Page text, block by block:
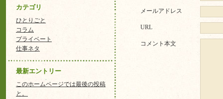
カテゴリ
ひとりごと
コラム
プライベート
仕事ネタ
最新エントリー
このホームページでは最後の投稿
と。
メールアドレス
URL
コメント本文